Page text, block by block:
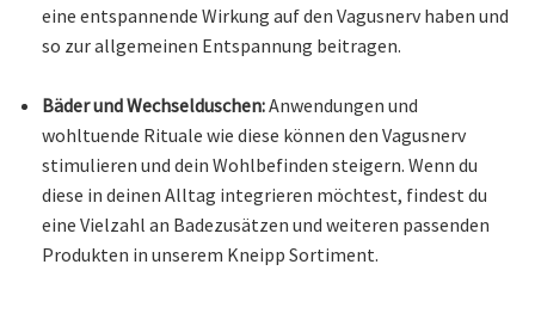
eine entspannende Wirkung auf den Vagusnerv haben und
so zur allgemeinen Entspannung beitragen.
Bäder und Wechselduschen:Anwendungen und
wohltuende Rituale wie diese können den Vagusnerv
stimulieren und dein Wohlbefinden steigern. Wenn du
diese in deinen Alltag integrieren möchtest, findest du
eine Vielzahl an Badezusätzen und weiteren passenden
Produkten in unserem Kneipp Sortiment.